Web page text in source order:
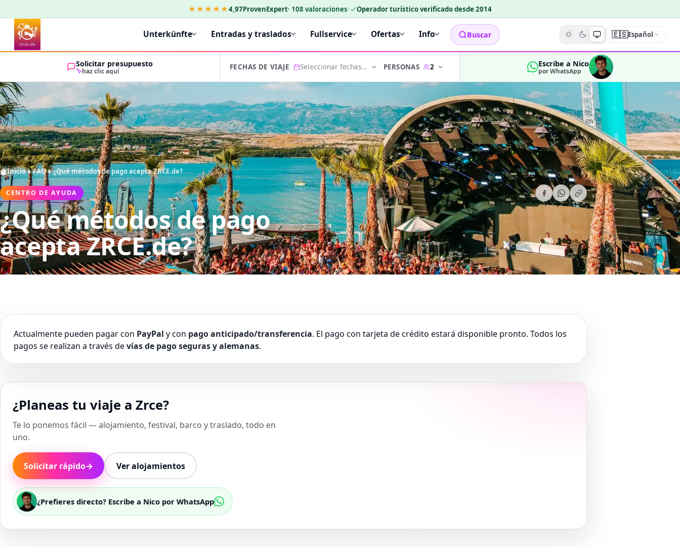
★★★★★4,97ProvenExpert· 108 valoraciones· Operador turístico verificado desde 2014
Unterkünfte Entradas y traslados Fullservice Ofertas Info Buscar 🇪🇸Español
Solicitar presupuesto
haz clic aquí FECHAS DE VIAJE Seleccionar fechas… PERSONAS 2 Escribe a Nico
por WhatsApp
Inicio FAQ ¿Qué métodos de pago acepta ZRCE.de?
CENTRO DE AYUDA
¿Qué métodos de pago
acepta ZRCE.de?
Actualmente pueden pagar con PayPal y con pago anticipado/transferencia. El pago con tarjeta de crédito estará disponible pronto. Todos los
pagos se realizan a través devías de pago seguras y alemanas.
¿Planeas tu viaje a Zrce?
Te lo ponemos fácil — alojamiento, festival, barco y traslado, todo en
uno.
Solicitar rápido→ Ver alojamientos
¿Prefieres directo? Escribe a Nico por WhatsApp